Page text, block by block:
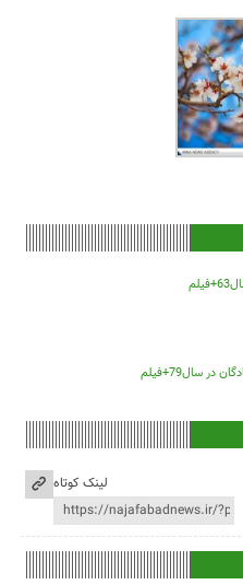
لینک کوتاه